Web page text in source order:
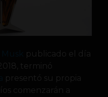
publicado el día
terminó
presentó su propia
comenzarán a